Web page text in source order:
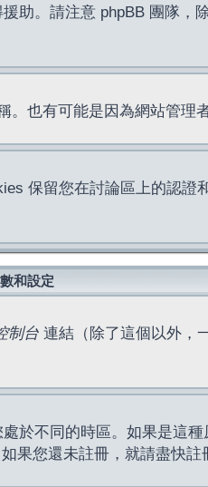
助。請注意 phpBB 團隊，
也有可能是因為網站管理
保留您在討論區上的認
和設定
制台 連結（除了這個以外，
於不同的時區。如果是這
果您還未註冊，就請盡快註